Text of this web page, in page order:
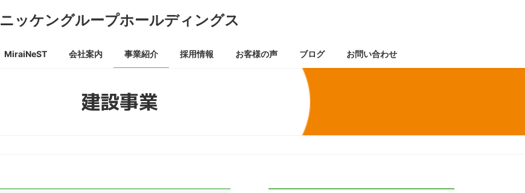
ニッケングループホールディングス
MiraiNeST 会社案内 事業紹介 採用情報 お客様の声 ブログ お問い合わせ
建設事業